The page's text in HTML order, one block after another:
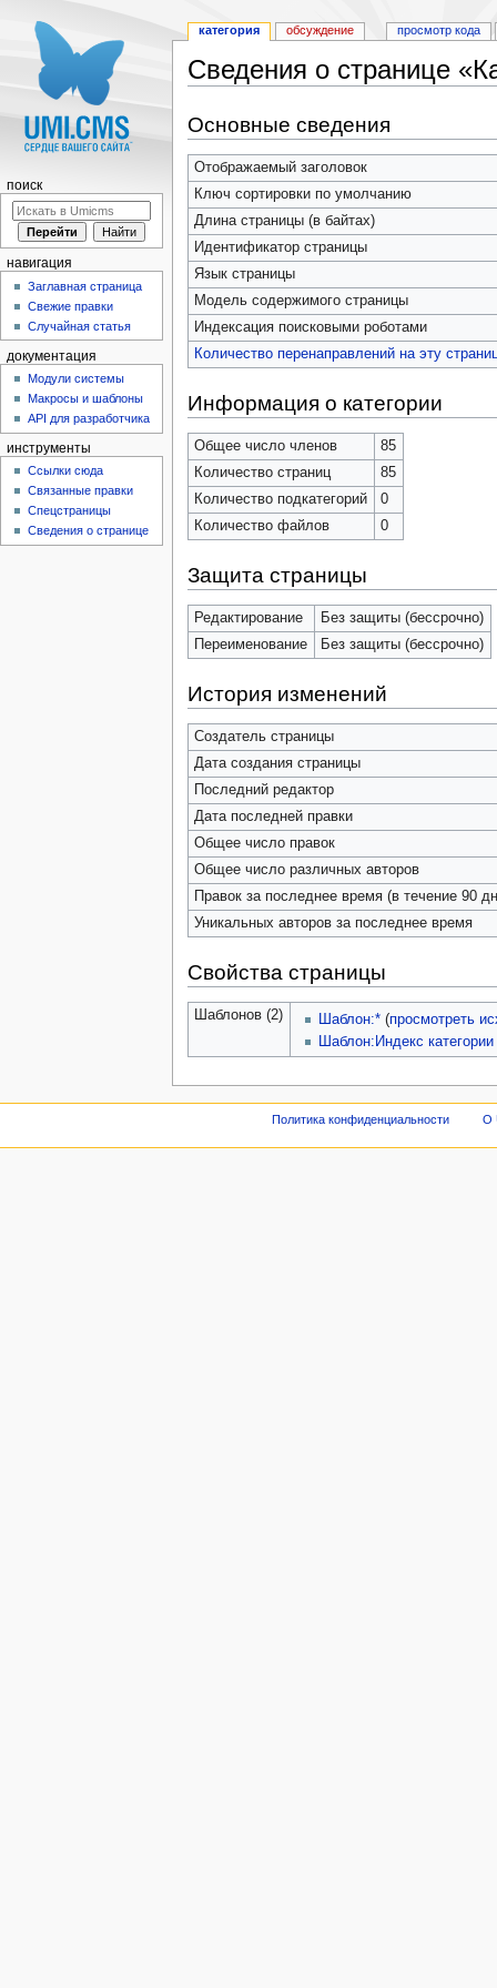
Сведения о странице
Основные сведения
Отображаемый заголовок
Ключ сортировки по умолчанию
Длина страницы (в байтах)
Идентификатор страницы
Язык страницы
Модель содержимого страницы
Индексация поисковыми роботами
Количество перенаправлений на эту
Информация о категории
Общее число членов
85
Количество страниц
85
Количество подкатегорий
0
Количество файлов
0
Защита страницы
Редактирование
Без защиты (бессрочно)
Переименование
Без защиты (бессрочно)
История изменений
Создатель страницы
Дата создания страницы
Последний редактор
Дата последней правки
Общее число правок
Общее число различных авторов
Правок за последнее время (в течение 90
Уникальных авторов за последнее время
Свойства страницы
Шаблонов (2) Шаблон:* (просмотреть
Шаблон:Индекс категории
категория обсуждение просмотр кода
поиск
навигация
Заглавная страница
Свежие правки
Случайная статья
документация
Модули системы
Макросы и шаблоны
API для разработчика
инструменты
Ссылки сюда
Связанные правки
Спецстраницы
Сведения о странице
Политика конфиденциальности О